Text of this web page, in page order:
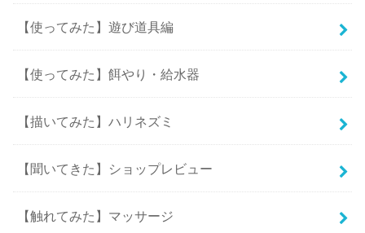
【使ってみた】遊び道具編
【使ってみた】餌やり・給水器
【描いてみた】ハリネズミ
【聞いてきた】ショップレビュー
【触れてみた】マッサージ